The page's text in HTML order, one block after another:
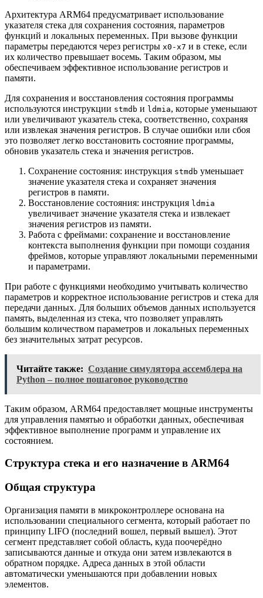
Архитектура ARM64 предусматривает использование
указателя стека для сохранения состояния, параметров
функций и локальных переменных. При вызове функции
параметры передаются через регистры x0-x7 и в стеке, если
их количество превышает восемь. Таким образом, мы
обеспечиваем эффективное использование регистров и
памяти.
Для сохранения и восстановления состояния программы
используются инструкции stmdb и ldmia, которые уменьшают
или увеличивают указатель стека, соответственно, сохраняя
или извлекая значения регистров. В случае ошибки или сбоя
это позволяет легко восстановить состояние программы,
обновив указатель стека и значения регистров.
Сохранение состояния: инструкция stmdb уменьшает
значение указателя стека и сохраняет значения
регистров в памяти.
Восстановление состояния: инструкция ldmia
увеличивает значение указателя стека и извлекает
значения регистров из памяти.
Работа с фреймами: сохранение и восстановление
контекста выполнения функции при помощи создания
фреймов, которые управляют локальными переменными
и параметрами.
При работе с функциями необходимо учитывать количество
параметров и корректное использование регистров и стека для
передачи данных. Для больших объемов данных используется
память, выделенная из стека, что позволяет управлять
большим количеством параметров и локальных переменных
без значительных затрат ресурсов.
Читайте также: Создание симулятора ассемблера на
Python – полное пошаговое руководство
Таким образом, ARM64 предоставляет мощные инструменты
для управления памятью и обработки данных, обеспечивая
эффективное выполнение программ и управление их
состоянием.
Структура стека и его назначение в ARM64
Общая структура
Организация памяти в микроконтроллере основана на
использовании специального сегмента, который работает по
принципу LIFO (последний вошел, первый вышел). Этот
сегмент представляет собой область, куда поочерёдно
записываются данные и откуда они затем извлекаются в
обратном порядке. Адреса данных в этой области
автоматически уменьшаются при добавлении новых
элементов.